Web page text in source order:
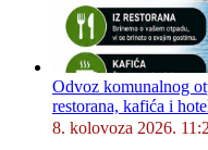
Odvoz komunalnog
restorana, kafića i
8. kolovoza 2026.